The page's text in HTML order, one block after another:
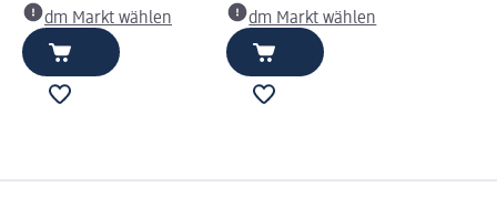
dm Markt wählen
dm Markt wählen